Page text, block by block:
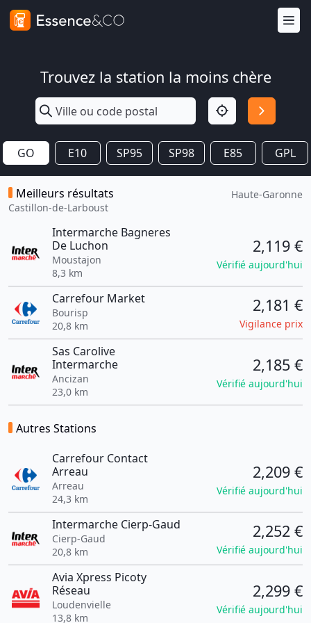
Trouvez la station la moins chère
GO E10 SP95 SP98 E85 GPL
Meilleurs résultats
Castillon-de-Larboust
Haute-Garonne
Intermarche Bagneres
De Luchon
Moustajon
8,3 km
2,119 €
Vérifié aujourd'hui
Carrefour Market
Bourisp
20,8 km
2,181 €
Vigilance prix
Sas Carolive
Intermarche
Ancizan
23,0 km
2,185 €
Vérifié aujourd'hui
Autres Stations
Carrefour Contact
Arreau
Arreau
24,3 km
2,209 €
Vérifié aujourd'hui
Intermarche Cierp-Gaud
Cierp-Gaud
20,8 km
2,252 €
Vérifié aujourd'hui
Avia Xpress Picoty
Réseau
Loudenvielle
13,8 km
2,299 €
Vérifié aujourd'hui